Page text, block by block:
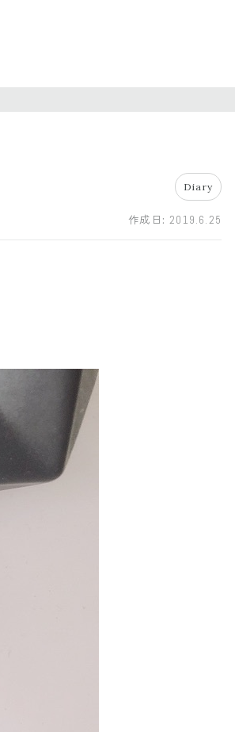
Diary
作成日:2019.6.25